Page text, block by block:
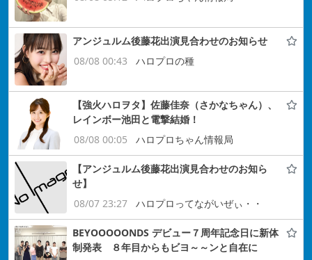
アンジュルム後藤花出演見合わせのお知らせ
08/08 00:43
ハロプロの種
【強火ハロヲタ】佐藤佳奈（さかなちゃん）、
レインボー池田と電撃結婚！
08/08 00:05
ハロプロちゃん情報局
【アンジュルム後藤花出演見合わせのお知ら
せ】
08/07 23:27
ハロプロってながいぜぃ・・
BEYOOOOONDS デビュー７周年記念日に新体
制発表 ８年目からもビヨ～～ンと自在に